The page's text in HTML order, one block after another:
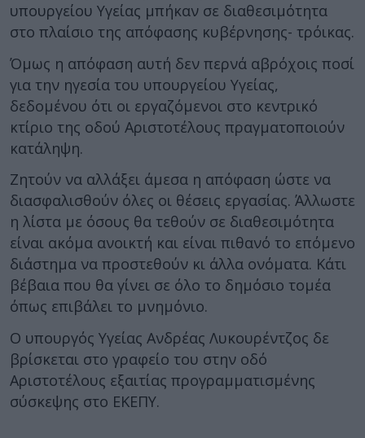
υπουργείου Υγείας μπήκαν σε διαθεσιμότητα
στο πλαίσιο της απόφασης κυβέρνησης- τρόικας.
Όμως η απόφαση αυτή δεν περνά αβρόχοις ποσί
για την ηγεσία του υπουργείου Υγείας,
δεδομένου ότι οι εργαζόμενοι στο κεντρικό
κτίριο της οδού Αριστοτέλους πραγματοποιούν
κατάληψη.
Ζητούν να αλλάξει άμεσα η απόφαση ώστε να
διασφαλισθούν όλες οι θέσεις εργασίας. Άλλωστε
η λίστα με όσους θα τεθούν σε διαθεσιμότητα
είναι ακόμα ανοικτή και είναι πιθανό το επόμενο
διάστημα να προστεθούν κι άλλα ονόματα. Κάτι
βέβαια που θα γίνει σε όλο το δημόσιο τομέα
όπως επιβάλει το μνημόνιο.
Ο υπουργός Υγείας Ανδρέας Λυκουρέντζος δε
βρίσκεται στο γραφείο του στην οδό
Αριστοτέλους εξαιτίας προγραμματισμένης
σύσκεψης στο ΕΚΕΠΥ.